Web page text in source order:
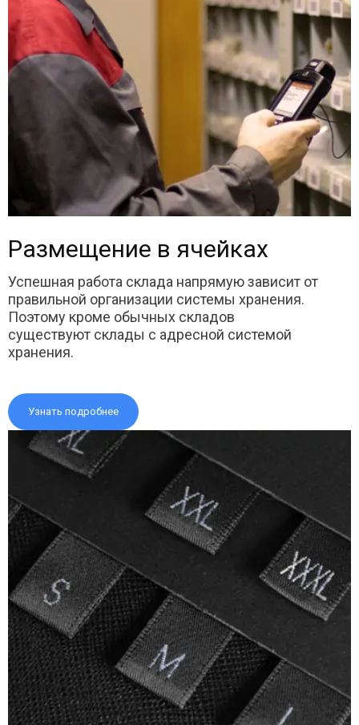
Размещение в ячейках
Успешная работа склада напрямую зависит от
правильной организации системы хранения.
Поэтому кроме обычных складов
существуют склады с адресной системой
хранения.
Узнать подробнее